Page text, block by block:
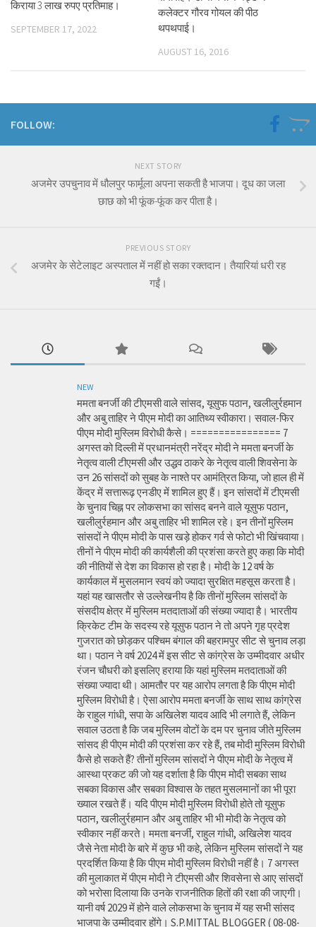
किराया 3 लाख रुपए प्रतिमाह।
SEPTEMBER 17, 2022
कलेक्टर गौरव गोयल की पीठ
थपथपाई।
AUGUST 16, 2016
FOLLOW:
NEXT STORY
अजमेर उपचुनाव में धौलपुर फार्मूला अपना सकती है भाजपा। दूध का जला
छाछ को भी फूंक-फूंक कर पीता है।
PREVIOUS STORY
अजमेर के सेटेलाइट अस्पताल में नहीं हो सका रक्तदान। तैयारियां धरी रह
गईं।
NEW
ममता बनर्जी की टीएमसी वाले सांसद, यूसुफ पठान, खलीलुर्रहमान
और अबु ताहिर ने पीएम मोदी का आतिथ्य स्वीकारा। सवाल-फिर
पीएम मोदी मुस्लिम विरोधी कैसे। ================ 7
अगस्त को दिल्ली में प्रधानमंत्री नरेंद्र मोदी ने ममता बनर्जी के
नेतृत्व वाली टीएमसी और उद्धव ठाकरे के नेतृत्व वाली शिवसेना के
उन 26 सांसदों को सुबह के नाश्ते पर आमंत्रित किया, जो हाल ही में
केंद्र में सत्तारूढ़ एनडीए में शामिल हुए हैं। इन सांसदों में टीएमसी
के चुनाव चिह्न पर लोकसभा का सांसद बनने वाले यूसुफ पठान,
खलीलुर्रहमान और अबु ताहिर भी शामिल रहे। इन तीनों मुस्लिम
सांसदों ने पीएम मोदी के पास खड़े होकर गर्व से फोटो भी खिंचवाया।
तीनों ने पीएम मोदी की कार्यशैली की प्रशंसा करते हुए कहा कि मोदी
की नीतियों से देश का विकास हो रहा है। मोदी के 12 वर्ष के
कार्यकाल में मुसलमान स्वयं को ज्यादा सुरक्षित महसूस करता है।
यहां यह खासतौर से उल्लेखनीय है कि तीनों मुस्लिम सांसदों के
संसदीय क्षेत्र में मुस्लिम मतदाताओं की संख्या ज्यादा है। भारतीय
क्रिकेट टीम के सदस्य रहे यूसुफ पठान ने तो अपने गृह प्रदेश
गुजरात को छोड़कर पश्चिम बंगाल की बहरामपुर सीट से चुनाव लड़ा
था। पठान ने वर्ष 2024 में इस सीट से कांग्रेस के उम्मीदवार अधीर
रंजन चौधरी को इसलिए हराया कि यहां मुस्लिम मतदाताओं की
संख्या ज्यादा थी। आमतौर पर यह आरोप लगता है कि पीएम मोदी
मुस्लिम विरोधी है। ऐसा आरोप ममता बनर्जी के साथ साथ कांग्रेस
के राहुल गांधी, सपा के अखिलेश यादव आदि भी लगाते हैं, लेकिन
सवाल उठता है कि जब मुस्लिम वोटों के दम पर चुनाव जीते मुस्लिम
सांसद ही पीएम मोदी की प्रशंसा कर रहे हैं, तब मोदी मुस्लिम विरोधी
कैसे हो सकते हैं? तीनों मुस्लिम सांसदों ने पीएम मोदी के नेतृत्व में
आस्था प्रकट की जो यह दर्शाता है कि पीएम मोदी सबका साथ
सबका विकास और सबका विश्वास के तहत मुसलमानों का भी पूरा
ख्याल रखते हैं। यदि पीएम मोदी मुस्लिम विरोधी होते तो यूसुफ
पठान, खलीलुर्रहमान और अबु ताहिर भी भी मोदी के नेतृत्व को
स्वीकार नहीं करते। ममता बनर्जी, राहुल गांधी, अखिलेश यादव
जैसे नेता मोदी के बारे में कुछ भी कहे, लेकिन मुस्लिम सांसदों ने यह
प्रदर्शित किया है कि पीएम मोदी मुस्लिम विरोधी नहीं है। 7 अगस्त
की मुलाकात में पीएम मोदी ने टीएमसी और शिवसेना से आए सांसदों
को भरोसा दिलाया कि उनके राजनीतिक हितों की रक्षा की जाएगी।
यानी वर्ष 2029 में होने वाले लोकसभा के चुनाव में यह सभी सांसद
भाजपा के उम्मीदवार होंगे। S.P.MITTAL BLOGGER ( 08-08-